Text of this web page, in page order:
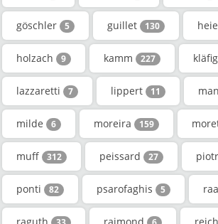
göschler 5 guillet 130
holzach 9 kamm 227
lazzaretti 7 lippert 11
milde 6 moreira 159
muff 312 peissard 27
ponti 82 psarofaghis 5